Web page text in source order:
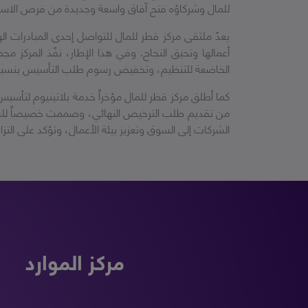
للمال وشركاؤه فتح آفاق واسعة وجديدة من فرص
يعدّ ملتقى مركز قطر للمال للتواصل إحدى المبادرات
أعمالها وتحيق النجاح. وفي هذا الإطار، نفّذ
الخاضعة للتنظيم، وتخفيض رسوم طلب التأسيس بنسبة
كما أطلق مركز قطر للمال مؤخراً خدمة بلاتينيوم
من تقديم طلب الترخيص النهائي، وصممت خصيصاً
الشركات إلى السوق وتعزيز بيئة الأعمال، وتؤكد على
مركز الموارد
مكتب حماية البيانات دليل هيئة